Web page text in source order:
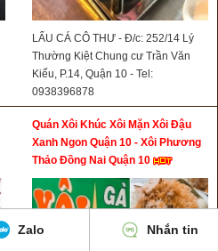
LẨU CÁ CÔ THƯ - Đ/c: 252/14 Lý
Thường Kiệt Chung cư Trần Văn
Kiểu, P.14, Quận 10 - Tel:
0938396878
Quán Xôi Khúc Xôi Mặn Xôi Đậu
Xanh Ngon Quận 10 - Xôi Phương
Thảo Đồng Nai Quận 10
Zalo Nhắn tin